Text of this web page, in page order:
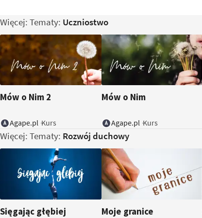
Więcej: Tematy: Uczniostwo
Mów o Nim 2
Agape.pl Kurs
Mów o Nim
Agape.pl Kurs
Więcej: Tematy: Rozwój duchowy
Sięgając głębiej Moje granice